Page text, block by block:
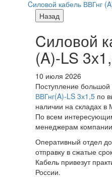
Cиловой кабель ВВГнг
Назад
Cиловой
(A)-LS
10 июля 2026
Поступление большой
ВВГнг(A)-LS 3х1,5 по
наличии на складах в
По всем
менеджерам
Оперативный отдел
отправку в сжатые
Кабель привезут
России.